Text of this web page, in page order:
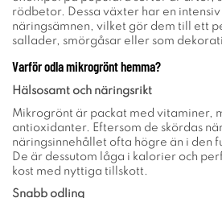
rödbetor. Dessa växter har en
näringsämnen, vilket gör dem till ett
sallader, smörgåsar eller som
Varför odla mikrogrönt hemma?
Hälsosamt och näringsrikt
Mikrogrönt är packat med vitaminer,
antioxidanter. Eftersom de skördas
näringsinnehållet ofta högre än i den
De är dessutom låga i kalorier och
kost med nyttiga tillskott.
Snabb odling